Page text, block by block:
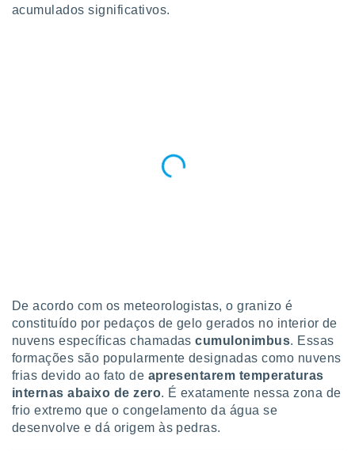
acumulados significativos.
De acordo com os meteorologistas, o granizo é
constituído por pedaços de gelo gerados no interior de
nuvens específicas chamadascumulonimbus. Essas
formações são popularmente designadas como nuvens
frias devido ao fato de apresentarem temperaturas
internas abaixo de zero. É exatamente nessa zona de
frio extremo que o congelamento da água se
desenvolve e dá origem às pedras.